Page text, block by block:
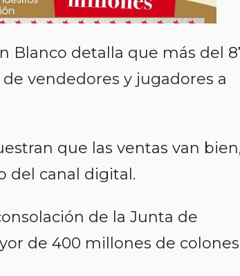
Blanco detalla que más del
vendedores y jugadores a
que las ventas van
del canal digital.
de la Junta de
de 400 millones de